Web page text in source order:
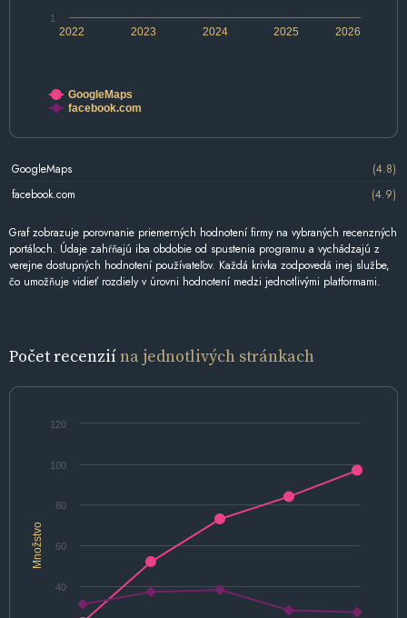
2022 2024 2026
2023 2025
1
GoogleMaps
facebook.com
GoogleMaps
(4.8)
facebook.com
(4.9)
Graf zobrazuje porovnanie priemerných hodnotení firmy na vybraných recenzných
portáloch. Údaje zahŕňajú iba obdobie od spustenia programu a vychádzajú z
verejne dostupných hodnotení používateľov. Každá krivka zodpovedá inej službe,
čo umožňuje vidieť rozdiely v úrovni hodnotení medzi jednotlivými platformami.
Počet recenziína jednotlivých stránkach
Množstvo
40
60
80
100
120